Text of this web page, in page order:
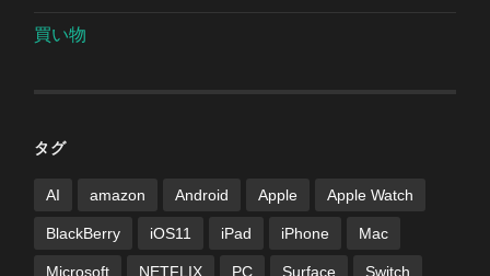
買い物
タグ
AI amazon Android Apple Apple Watch
BlackBerry iOS11 iPad iPhone Mac
Microsoft NETFLIX PC Surface Switch